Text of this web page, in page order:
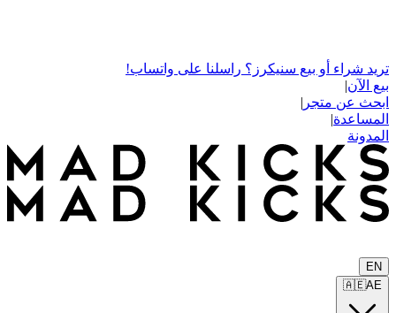
تريد شراء أو بيع سنيكرز؟ راسلنا على واتساب!
بيع الآن|
ابحث عن متجر |
المساعدة|
المدونة
EN
🇦🇪AE